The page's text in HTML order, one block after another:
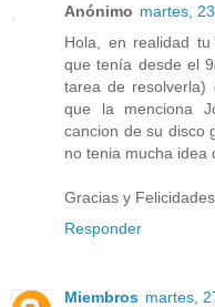
Anónimo martes,
Hola, en realidad
que tenía desde el
tarea de resolverla)
que la menciona
cancion de su disco
no tenia mucha idea
Gracias y
Responder
Miembros martes,